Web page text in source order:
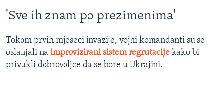
'Sve ih znam po prezimenima'
Tokom prvih mjeseci invazije, vojni komandanti su se
oslanjali na improvizirani sistem regrutacije kako bi
privukli dobrovoljce da se bore u Ukrajini.